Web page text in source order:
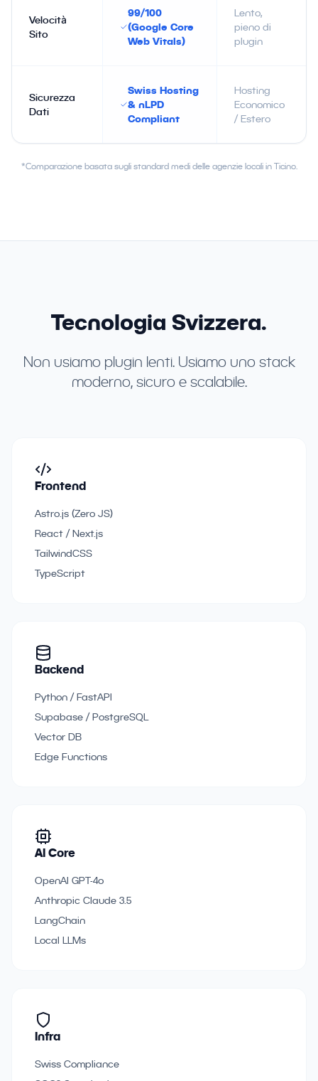
Velocità
Sito
99/100
(Google Core
Web Vitals)
Lento,
pieno di
plugin
Sicurezza
Dati
Swiss Hosting
& nLPD
Compliant
Hosting
Economico
/ Estero
*Comparazione basata sugli standard medi delle agenzie locali in Ticino.
Tecnologia Svizzera.
Non usiamo plugin lenti. Usiamo uno stack
moderno, sicuro e scalabile.
Frontend
Astro.js (Zero JS)
React / Next.js
TailwindCSS
TypeScript
Backend
Python / FastAPI
Supabase / PostgreSQL
Vector DB
Edge Functions
AI Core
OpenAI GPT-4o
Anthropic Claude 3.5
LangChain
Local LLMs
Infra
Swiss Compliance